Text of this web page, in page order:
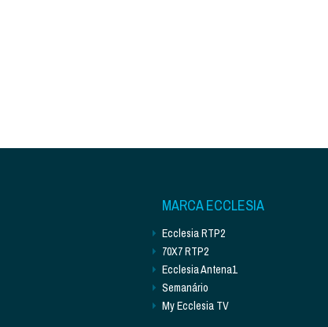
MARCA ECCLESIA
Ecclesia RTP2
70X7 RTP2
Ecclesia Antena1
Semanário
My Ecclesia TV